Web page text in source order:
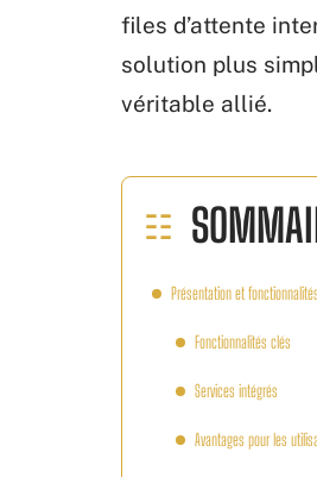
files d’attente
solution plus
véritable allié.
Présentation et
Fonctionnalités clés
Services intégrés
Avantages pour les